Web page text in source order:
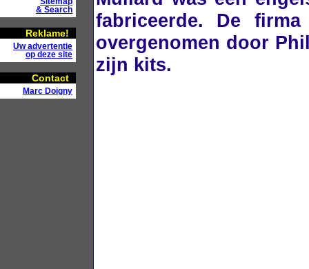
& Search
Reklame!
Uw advertentie
op deze site
Contact
Marc Doigny
fabriceerde. De
overgenomen door
zijn kits.